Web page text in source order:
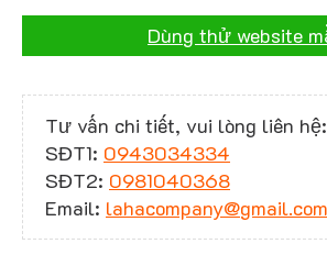
Dùng thử website
Tư vấn chi tiết, vui lòng liên hệ:
SĐT1: 0943034334
SĐT2: 0981040368
Email: lahacompany@gmail.com